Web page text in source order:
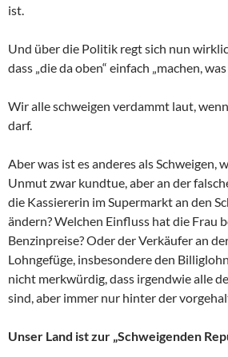
ist.
Und über die Politik regt sich nun
dass „die da oben“ einfach „machen,
Wir alle schweigen verdammt laut,
darf.
Aber was ist es anderes als Schweigen,
Unmut zwar kundtue, aber an der
die Kassiererin im Supermarkt an den
ändern? Welchen Einfluss hat die Frau
Benzinpreise? Oder der Verkäufer an
Lohngefüge, insbesondere den
nicht merkwürdig, dass irgendwie alle
sind, aber immer nur hinter der
Unser Land ist zur „Schweigenden